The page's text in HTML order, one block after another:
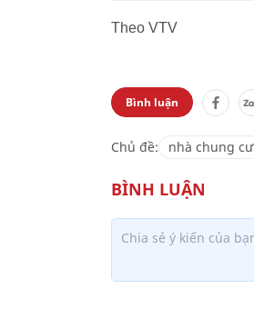
Theo VTV
Bình luận
Chủ đề: nhà chung cư